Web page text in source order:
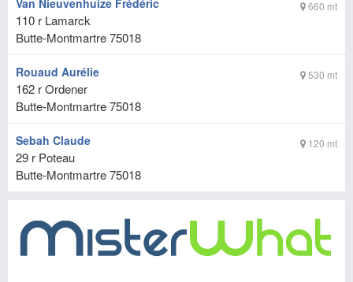
660 mt
Van Nieuvenhuize Frédéric
110 r Lamarck
Butte-Montmartre75018
530 mt
Rouaud Aurélie
162 r Ordener
Butte-Montmartre75018
120 mt
Sebah Claude
29 r Poteau
Butte-Montmartre75018